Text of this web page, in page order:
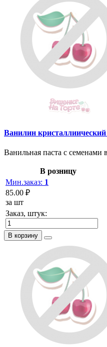
Ванилин
Ванильная паста с семенами
В розницу
Мин.заказ: 1
85.00 ₽
за шт
Заказ, штук:
В корзину